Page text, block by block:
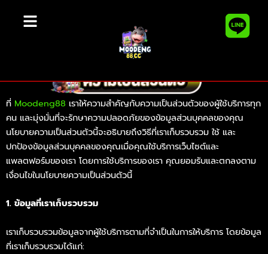
นโยบายความเป็นส่วนตัว (Privacy
Policy)
ที่ Moodeng88 เราให้ความสำคัญกับความเป็นส่วนตัวของผู้ใช้บริการทุก
คน และมุ่งมั่นที่จะรักษาความปลอดภัยของข้อมูลส่วนบุคคลของคุณ
นโยบายความเป็นส่วนตัวนี้จะอธิบายถึงวิธีที่เราเก็บรวบรวม ใช้ และ
ปกป้องข้อมูลส่วนบุคคลของคุณเมื่อคุณใช้บริการเว็บไซต์และ
แพลตฟอร์มของเรา โดยการใช้บริการของเรา คุณยอมรับและตกลงตาม
เงื่อนไขในนโยบายความเป็นส่วนตัวนี้
1. ข้อมูลที่เราเก็บรวบรวม
เราเก็บรวบรวมข้อมูลจากผู้ใช้บริการตามที่จำเป็นในการให้บริการ โดยข้อมูล
ที่เราเก็บรวบรวมได้แก่: